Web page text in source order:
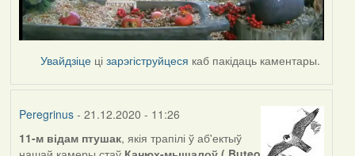
Увайдзіце цізарэгіструйцеся каб пакідаць каментары.
Peregrinus- 21.12.2020 - 11:26
11-м відам птушак, якія трапілі ў аб'ектыў